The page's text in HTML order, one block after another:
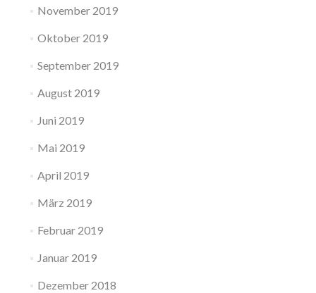
November 2019
Oktober 2019
September 2019
August 2019
Juni 2019
Mai 2019
April 2019
März 2019
Februar 2019
Januar 2019
Dezember 2018